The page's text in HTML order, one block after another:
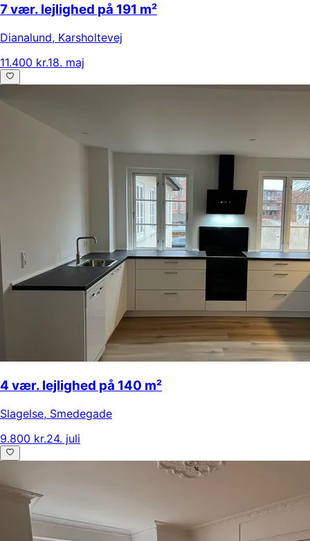
7 vær. lejlighed på 191 m²
Dianalund, Karsholtevej
11.400 kr.18. maj
4 vær. lejlighed på 140 m²
Slagelse, Smedegade
9.800 kr.24. juli